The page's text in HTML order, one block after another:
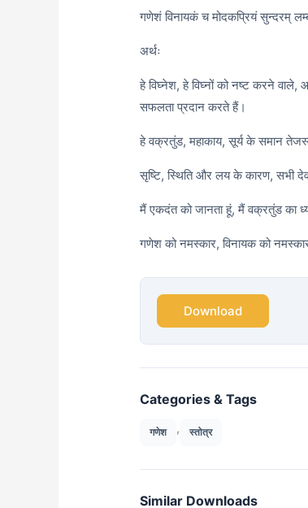
गणेशं विनायकं च मोदकप्रियं सुन्दरम्
अर्थः
हे विघ्नेश, हे विघ्नों को नष्ट करने वाले,
सफलता प्रदान करते हैं।
हे वक्रतुंड, महाकाय, सूर्य के समान
सृष्टि, स्थिति और लय के कारण, सभी
मैं एकदंत को जानता हूं, मैं वक्रतुंड का
गणेश को नमस्कार, विनायक को
Download
Categories & Tags
गणेश , स्तोत्र
Similar Downloads